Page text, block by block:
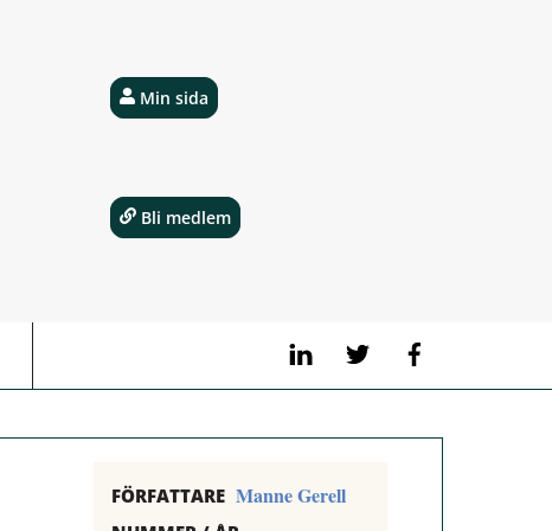
LinkedIn Twitter
Min sida
Bli medlem
FÖRFATTARE Manne Gerell